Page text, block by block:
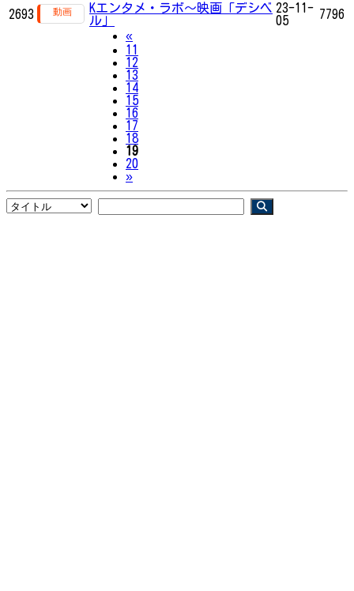
2693
Kエンタメ・ラボ～映画「デシベ
ル」
23-11-
05
7796
«Previous
11
12
13
14
15
16
17
18
19
20
»Next